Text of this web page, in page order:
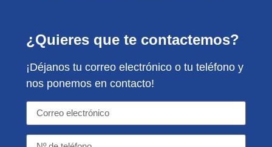
¿Quieres que te contactemos?
¡Déjanos tu correo electrónico o tu teléfono y
nos ponemos en contacto!